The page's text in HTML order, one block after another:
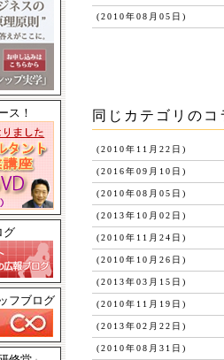
ス！
グ
フブログ
(2010年08月05日)
同じカテゴリのコ
(2010年11月22日)
(2016年09月10日)
(2010年08月05日)
(2013年10月02日)
(2010年11月24日)
(2010年10月26日)
(2013年03月15日)
(2010年11月19日)
(2013年02月22日)
(2010年08月31日)